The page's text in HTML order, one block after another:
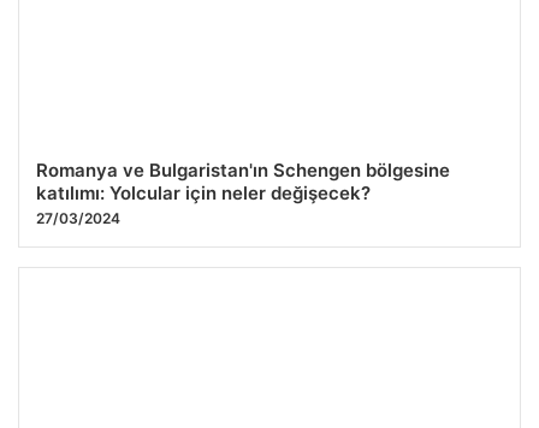
Romanya ve Bulgaristan'ın Schengen bölgesine
katılımı: Yolcular için neler değişecek?
27/03/2024